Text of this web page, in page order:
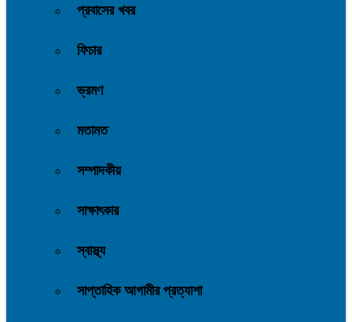
প্রবাসের খবর
ফিচার
ভ্রমণ
মতামত
সম্পাদকীয়
সাক্ষাৎকার
স্বাস্থ্য
সাপ্তাহিক আগামীর প্রত্যাশা